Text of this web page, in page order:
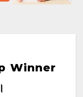
Winner